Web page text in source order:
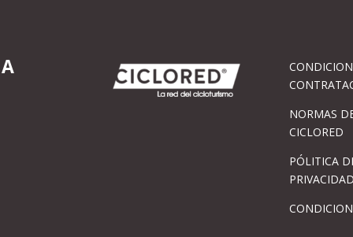
NORMAS
CICLORED
PÓLITICA